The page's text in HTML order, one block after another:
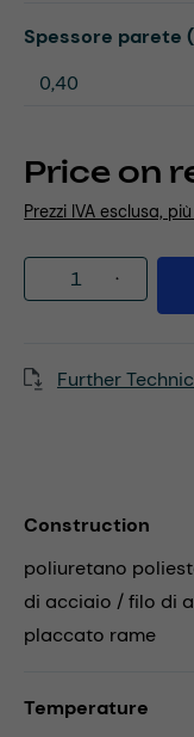
Price on
Prezzi IVA esclusa,
Select
Spessore parete
Product
Further
Construction
poliuretano
di acciaio / filo di
placcato rame
Temperature